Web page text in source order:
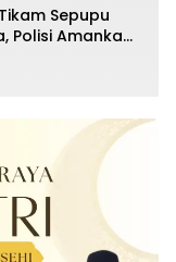
Sepupu
Polisi Amankan